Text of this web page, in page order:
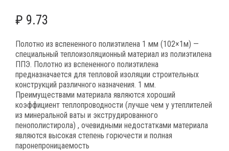
₽ 9.73
Полотно из вспененного полиэтилена 1 мм (102×1м) —
специальный теплоизоляционный материал из полиэтилена
ППЭ. Полотно из вспененного полиэтилена
предназначается для тепловой изоляции строительных
конструкций различного назначения. 1 мм.
Преимуществами материала являются хороший
коэффициент теплопроводности (лучше чем у утеплителей
из минеральной ваты и экструдированного
пенополистирола) , очевидными недостатками материала
являются высокая степень горючести и полная
паронепроницаемость